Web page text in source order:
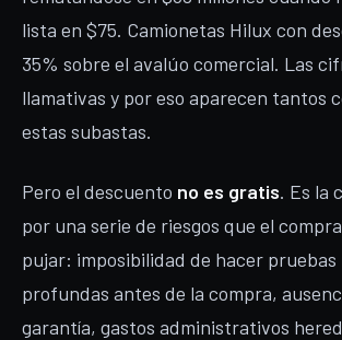
lista en $75. Camionetas Hilux con
35% sobre el avalúo comercial. Las
llamativas y por eso aparecen tantos
estas subastas.
Pero el descuento no es gratis. Es la
por una serie de riesgos que el
pujar: imposibilidad de hacer pruebas
profundas antes de la compra,
garantía, gastos administrativos